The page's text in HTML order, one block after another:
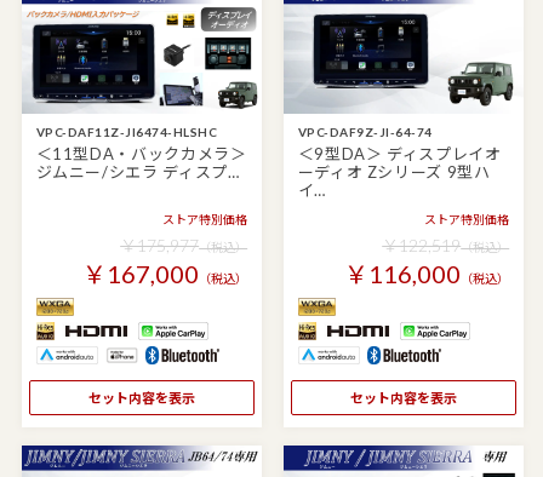
VPC-DAF11Z-JI6474-HLSHC
＜11型DA・バックカメラ＞
ジムニー/シエラ ディスプ…
ストア特別価格
￥175,977（税込）
￥167,000 （税込）
セット内容を表示
VPC-DAF9Z-JI-64-74
＜9型DA＞ ディスプレイオ
ーディオ Zシリーズ 9型ハ
イ…
ストア特別価格
￥122,519（税込）
￥116,000 （税込）
セット内容を表示